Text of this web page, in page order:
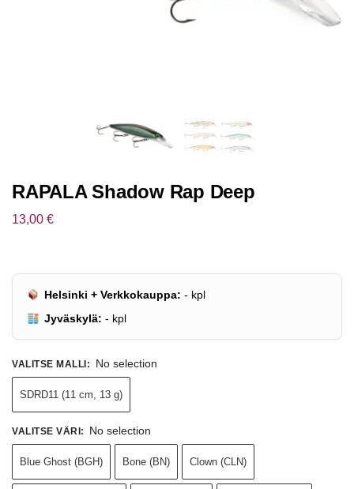
RAPALA Shadow Rap Deep
13,00 €
Helsinki + Verkkokauppa: - kpl
Jyväskylä: - kpl
VALITSE MALLI : No selection
SDRD11 (11 cm, 13 g)
VALITSE VÄRI : No selection
Blue Ghost (BGH) Bone (BN) Clown (CLN)